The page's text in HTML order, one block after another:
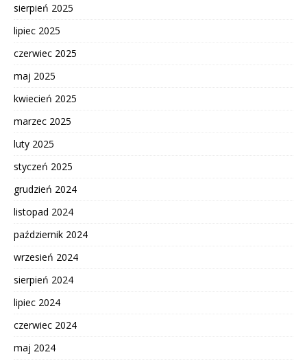
sierpień 2025
lipiec 2025
czerwiec 2025
maj 2025
kwiecień 2025
marzec 2025
luty 2025
styczeń 2025
grudzień 2024
listopad 2024
październik 2024
wrzesień 2024
sierpień 2024
lipiec 2024
czerwiec 2024
maj 2024